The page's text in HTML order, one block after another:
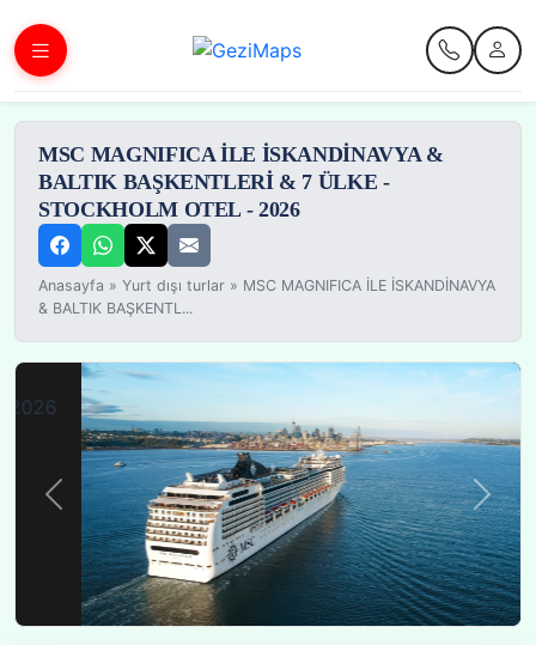
MSC MAGNIFICA İLE İSKANDİNAVYA &
BALTIK BAŞKENTLERİ & 7 ÜLKE -
STOCKHOLM OTEL - 2026
Anasayfa »Yurt dışı turlar » MSC MAGNIFICA İLE İSKANDİNAVYA
& BALTIK BAŞKENTL...